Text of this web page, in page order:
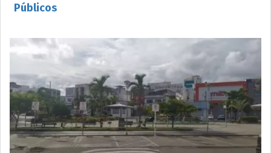
Públicos